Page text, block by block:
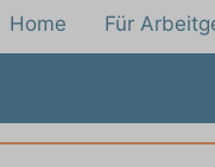
Home Für